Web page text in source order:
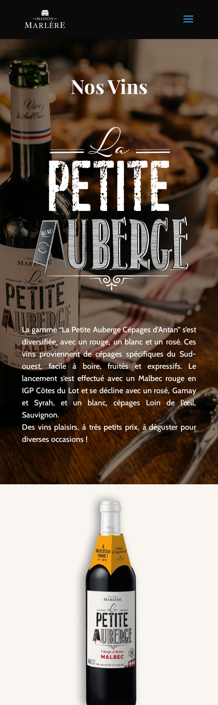
Nos Vins
La gamme “La Petite Auberge Cépages d’Antan” s’est
diversifiée, avec un rouge, un blanc et un rosé. Ces
vins proviennent de cépages spécifiques du Sud-
ouest, facile à boire, fruités et expressifs. Le
lancement s’est effectué avec un Malbec rouge en
IGP Côtes du Lot et se décline avec un rosé, Gamay
et Syrah, et un blanc, cépages Loin de l’œil,
Sauvignon.
Des vins plaisirs, à très petits prix, à déguster pour
diverses occasions !